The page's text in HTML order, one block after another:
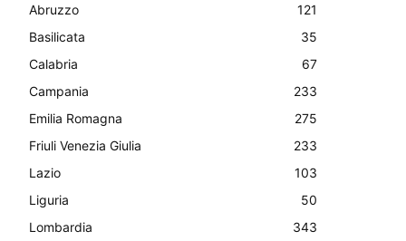
Abruzzo
121
Basilicata
35
Calabria
67
Campania
233
Emilia Romagna
275
Friuli Venezia Giulia
233
Lazio
103
Liguria
50
Lombardia
343